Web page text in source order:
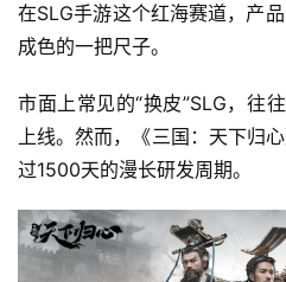
在SLG手游这个红海赛道，产
成色的一把尺子。
市面上常见的“换皮”SLG，往
上线。然而，《三国：天下归
过1500天的漫长研发周期。